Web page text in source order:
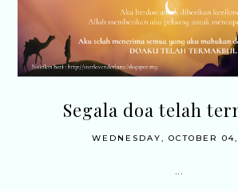
Segala doa telah
WEDNESDAY, OCTOBER
...